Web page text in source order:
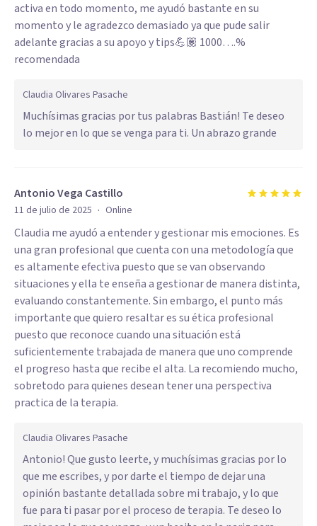
activa en todo momento, me ayudó bastante en su
momento y le agradezco demasiado ya que pude salir
adelante gracias a su apoyo y tips💪🏽 1000….%
recomendada
Claudia Olivares Pasache
Muchísimas gracias por tus palabras Bastián! Te deseo
lo mejor en lo que se venga para ti. Un abrazo grande
Antonio Vega Castillo
11 de julio de 2025 · Online
Claudia me ayudó a entender y gestionar mis emociones. Es
una gran profesional que cuenta con una metodología que
es altamente efectiva puesto que se van observando
situaciones y ella te enseña a gestionar de manera distinta,
evaluando constantemente. Sin embargo, el punto más
importante que quiero resaltar es su ética profesional
puesto que reconoce cuando una situación está
suficientemente trabajada de manera que uno comprende
el progreso hasta que recibe el alta. La recomiendo mucho,
sobretodo para quienes desean tener una perspectiva
practica de la terapia.
Claudia Olivares Pasache
Antonio! Que gusto leerte, y muchísimas gracias por lo
que me escribes, y por darte el tiempo de dejar una
opinión bastante detallada sobre mi trabajo, y lo que
fue para ti pasar por el proceso de terapia. Te deseo lo